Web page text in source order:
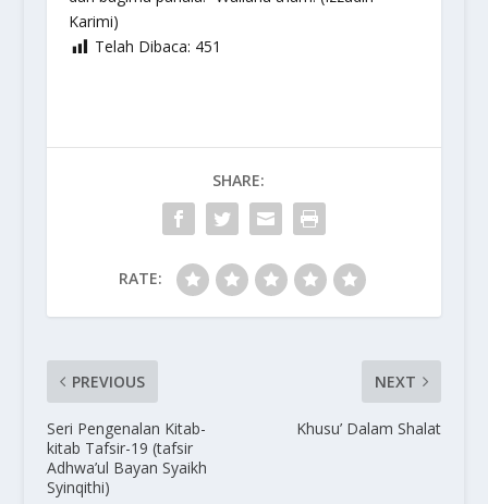
Karimi)
Telah Dibaca: 451
SHARE:
RATE:
PREVIOUS
Seri Pengenalan Kitab-
kitab Tafsir-19 (tafsir
Adhwa’ul Bayan Syaikh
Syinqithi)
NEXT
Khusu’ Dalam Shalat